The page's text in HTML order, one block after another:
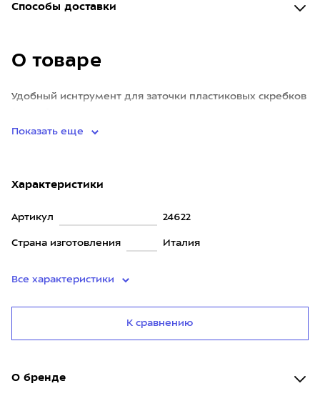
Способы доставки
О товаре
Удобный иснтрумент для заточки пластиковых скребков
Показать еще
Характеристики
Артикул 24622
Страна изготовления Италия
Все характеристики
К сравнению
О бренде